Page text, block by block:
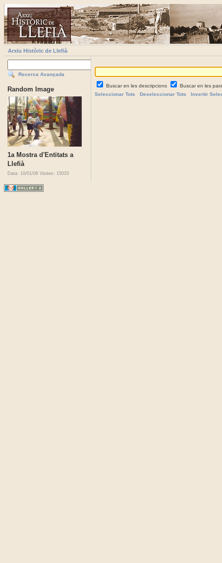
Arxiu Històric de Llefià
Recerca Avançada
Random Image
1a Mostra d'Entitats a
Llefià
Data: 10/01/06 Visites: 15033
Buscar en les descripcions
Buscar en les
Seleccionar Tots
Deseleccionar Tots Invertir